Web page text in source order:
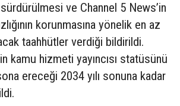
ve Channel 5 News’in
korunmasına yönelik en az
taahhütler verdiği bildirildi.
kamu hizmeti yayıncısı statüsünü
ereceği 2034 yılı sonuna kadar